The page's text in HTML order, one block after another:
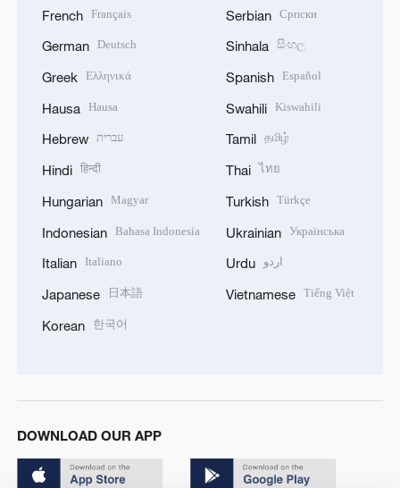
French Français
German Deutsch
Greek Ελληνικά
Hausa Hausa
Hebrew עברית
Hindi हिन्दी
Hungarian Magyar
Indonesian Bahasa Indonesia
Italian Italiano
Japanese 日本語
Korean 한국어
Serbian Српски
Sinhala සිංහල
Spanish Español
Swahili Kiswahili
Tamil தமிழ்
Thai ไทย
Turkish Türkçe
Ukrainian Українська
Urdu اردو
Vietnamese Tiếng Việt
DOWNLOAD OUR APP